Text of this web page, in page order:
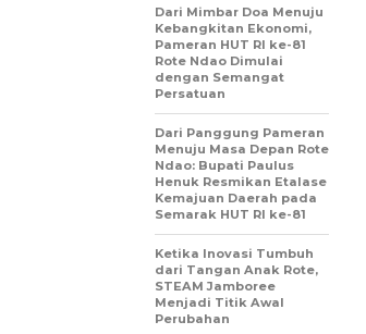
Dari Mimbar Doa Menuju
Kebangkitan Ekonomi,
Pameran HUT RI ke-81
Rote Ndao Dimulai
dengan Semangat
Persatuan
Dari Panggung Pameran
Menuju Masa Depan Rote
Ndao: Bupati Paulus
Henuk Resmikan Etalase
Kemajuan Daerah pada
Semarak HUT RI ke-81
Ketika Inovasi Tumbuh
dari Tangan Anak Rote,
STEAM Jamboree
Menjadi Titik Awal
Perubahan